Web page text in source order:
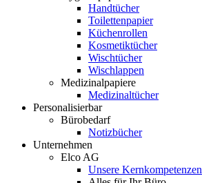
Handtücher
Toilettenpapier
Küchenrollen
Kosmetiktücher
Wischtücher
Wischlappen
Medizinalpapiere
Medizinaltücher
Personalisierbar
Bürobedarf
Notizbücher
Unternehmen
Elco AG
Unsere Kernkompetenzen